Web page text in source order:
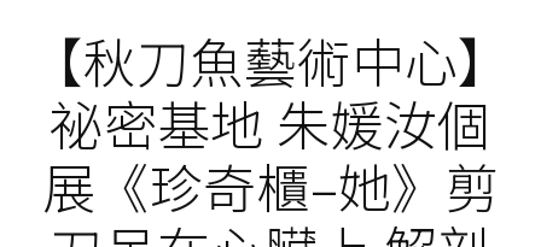
【秋刀魚藝術中心】
祕密基地 朱媛汝個
展《珍奇櫃–她》剪